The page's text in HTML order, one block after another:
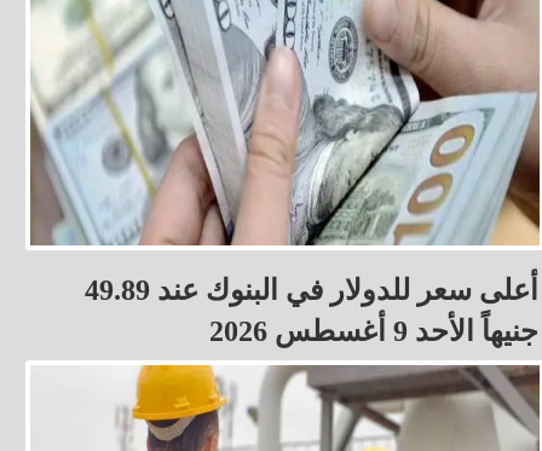
أعلى سعر للدولار في البنوك عند 49.89
جنيهاً الأحد 9 أغسطس 2026